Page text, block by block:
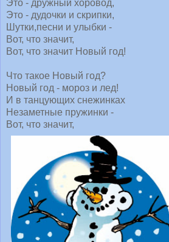
Это - дружный хоровод,
Это - дудочки и скрипки,
Шутки,песни и улыбки -
Вот, что значит,
Вот, что значит Hовый год!
Что такое Hовый год?
Hовый год - мороз и лед!
И в танцующих снежинках
Hезаметные пружинки -
Вот, что значит,